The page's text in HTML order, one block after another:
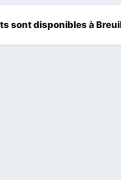
sont disponibles à